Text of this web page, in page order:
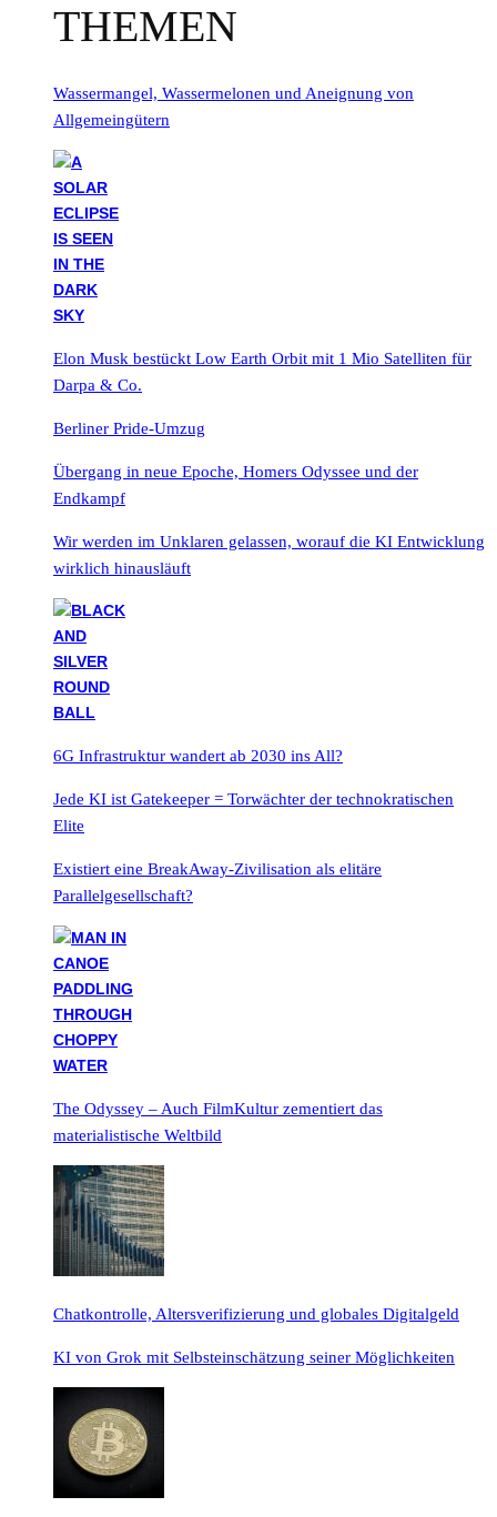
THEMEN
Wassermangel, Wassermelonen und Aneignung von
Allgemeingütern
Elon Musk bestückt Low Earth Orbit mit 1 Mio Satelliten für
Darpa & Co.
Berliner Pride-Umzug
Übergang in neue Epoche, Homers Odyssee und der
Endkampf
Wir werden im Unklaren gelassen, worauf die KI Entwicklung
wirklich hinausläuft
6G Infrastruktur wandert ab 2030 ins All?
Jede KI ist Gatekeeper = Torwächter der technokratischen
Elite
Existiert eine BreakAway-Zivilisation als elitäre
Parallelgesellschaft?
The Odyssey – Auch FilmKultur zementiert das
materialistische Weltbild
Chatkontrolle, Altersverifizierung und globales Digitalgeld
KI von Grok mit Selbsteinschätzung seiner Möglichkeiten